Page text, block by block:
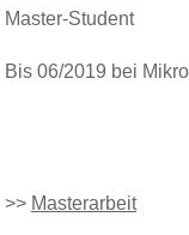
Master-Student
Bis 06/2019 bei
>> Masterarbeit